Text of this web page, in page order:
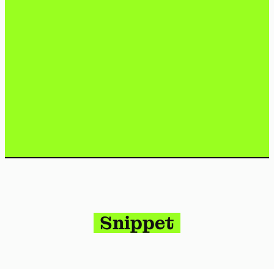
Snippet